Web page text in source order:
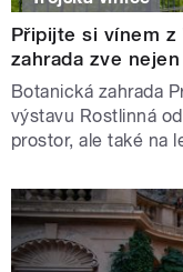
Připijte si vínem z
zahrada zve
Botanická zahrada
výstavu Rostlinná
prostor, ale také na